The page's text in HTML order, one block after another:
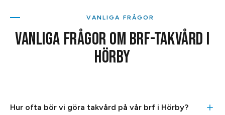
VANLIGA FRÅGOR
VANLIGA FRÅGOR OM BRF-TAKVÅRD I
HÖRBY
Hur ofta bör vi göra takvård på vår brf i Hörby?